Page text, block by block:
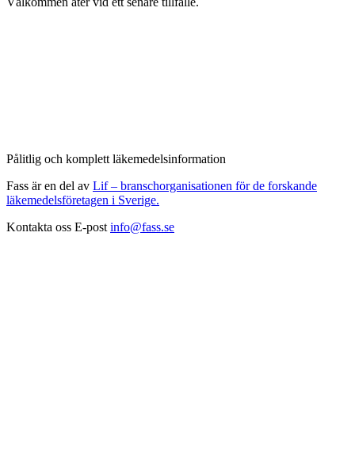
Pålitlig och komplett läkemedelsinformation
Fass är en del av Lif – branschorganisationen för de forskande
läkemedelsföretagen i Sverige.
Kontakta oss E-post info@fass.se